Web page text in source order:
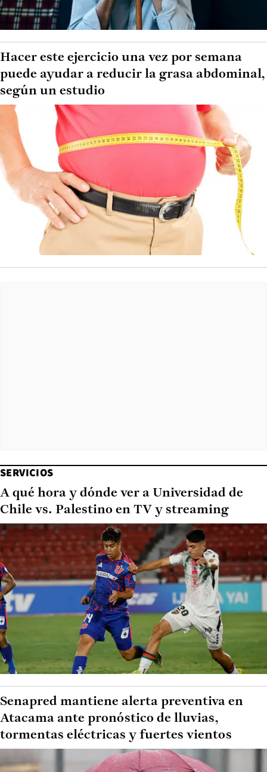
Hacer este ejercicio una vez por semana
puede ayudar a reducir la grasa abdominal,
según un estudio
SERVICIOS
A qué hora y dónde ver a Universidad de
Chile vs. Palestino en TV y streaming
Senapred mantiene alerta preventiva en
Atacama ante pronóstico de lluvias,
tormentas eléctricas y fuertes vientos